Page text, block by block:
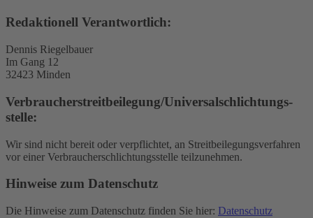
Redaktionell Verantwortlich:
Dennis Riegelbauer
Im Gang 12
32423 Minden
Verbraucher­streit­beilegung/Universal­schlichtungs­
stelle:
Wir sind nicht bereit oder verpflichtet, an Streitbeilegungsverfahren
vor einer Verbraucherschlichtungsstelle teilzunehmen.
Hinweise zum Datenschutz
Die Hinweise zum Datenschutz finden Sie hier: Datenschutz